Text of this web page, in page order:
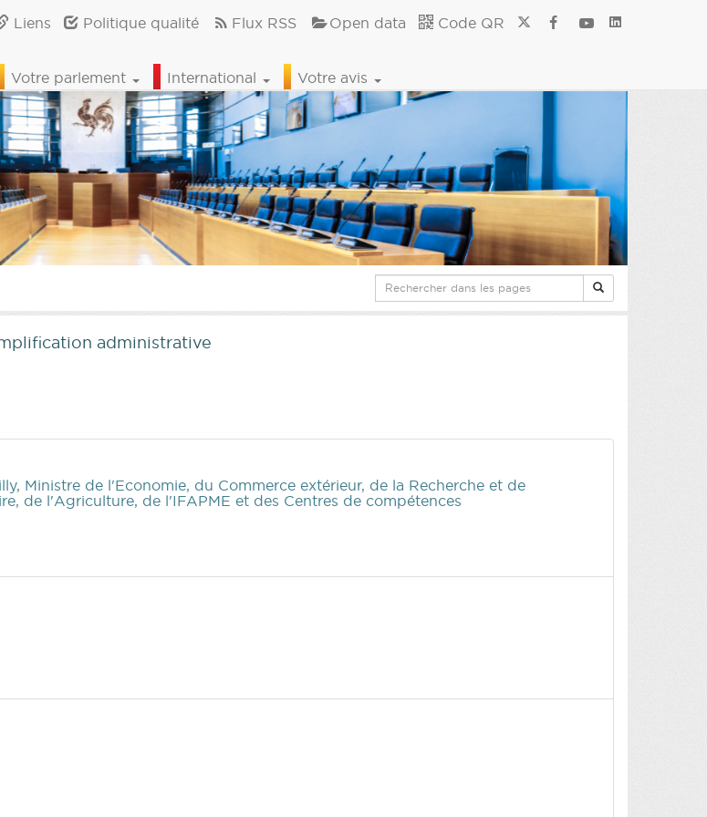
Liens Politique qualité Flux RSS Open data Code QR
Votre parlement International Votre avis
administrative
Ministre de l'Economie, du Commerce extérieur, de la Recherche et de
de l'Agriculture, de l'IFAPME et des Centres de compétences